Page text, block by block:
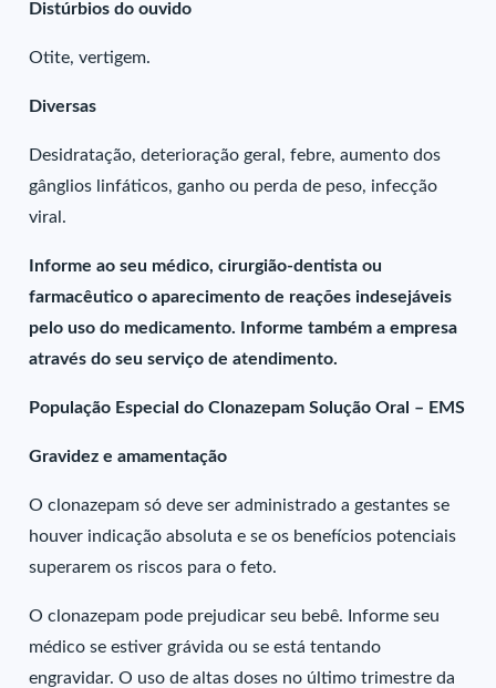
Distúrbios do ouvido
Otite, vertigem.
Diversas
Desidratação, deterioração geral, febre, aumento dos
gânglios linfáticos, ganho ou perda de peso, infecção
viral.
Informe ao seu médico, cirurgião-dentista ou
farmacêutico o aparecimento de reações indesejáveis
pelo uso do medicamento. Informe também a empresa
através do seu serviço de atendimento.
População Especial do Clonazepam Solução Oral – EMS
Gravidez e amamentação
O clonazepam só deve ser administrado a gestantes se
houver indicação absoluta e se os benefícios potenciais
superarem os riscos para o feto.
O clonazepam pode prejudicar seu bebê. Informe seu
médico se estiver grávida ou se está tentando
engravidar. O uso de altas doses no último trimestre da